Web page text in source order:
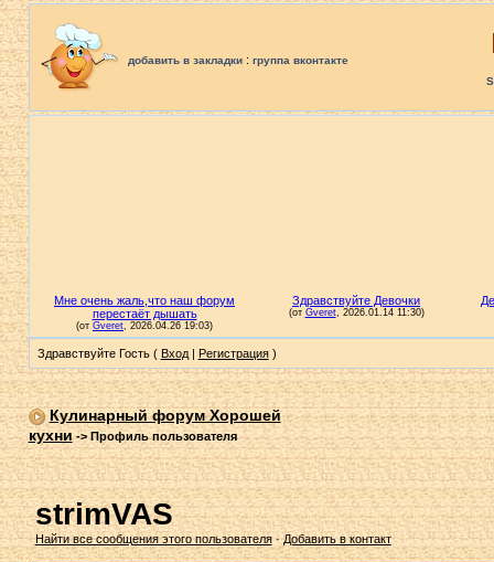
добавить в закладки: группа вконтакте
Здравствуйте Гость ( Вход| Регистрация)
Кулинарный форум Хорошей
кухни->Профиль пользователя
strimVAS
Найти все сообщения этого пользователя·Добавить в контакт